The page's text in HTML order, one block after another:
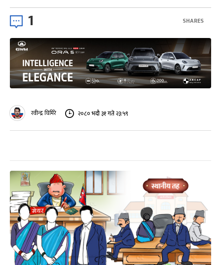
1 SHARES
रवीन्द्र घिमिरे २०८० भदौ ३१ गते २३:५९